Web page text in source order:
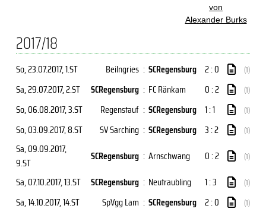
von
Alexander Burks
2017/18
So, 23.07.2017, 1.ST Beilngries : SCRegensburg 2 : 0 (1)
Sa, 29.07.2017, 2.ST SCRegensburg : FC Ränkam 0 : 2 (1)
So, 06.08.2017, 3.ST Regenstauf : SCRegensburg 1 : 1 (1)
So, 03.09.2017, 8.ST SV Sarching : SCRegensburg 3 : 2 (1)
Sa, 09.09.2017,
9.ST
SCRegensburg : Arnschwang 0 : 2 (1)
Sa, 07.10.2017, 13.ST SCRegensburg : Neutraubling 1 : 3 (1)
Sa, 14.10.2017, 14.ST SpVgg Lam : SCRegensburg 2 : 0 (1)